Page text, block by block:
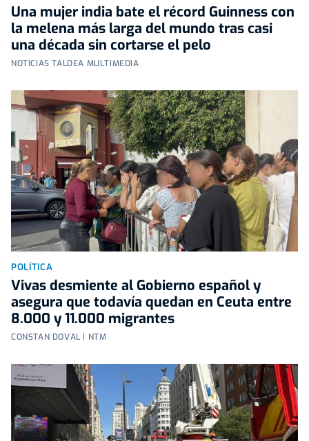
Una mujer india bate el récord Guinness con
la melena más larga del mundo tras casi
una década sin cortarse el pelo
NOTICIAS TALDEA MULTIMEDIA
POLÍTICA
Vivas desmiente al Gobierno español y
asegura que todavía quedan en Ceuta entre
8.000 y 11.000 migrantes
CONSTAN DOVAL | NTM